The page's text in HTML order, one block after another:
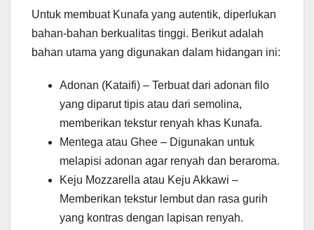
Untuk membuat Kunafa yang autentik, diperlukan
bahan-bahan berkualitas tinggi. Berikut adalah
bahan utama yang digunakan dalam hidangan ini:
Adonan (Kataifi) – Terbuat dari adonan filo
yang diparut tipis atau dari semolina,
memberikan tekstur renyah khas Kunafa.
Mentega atau Ghee – Digunakan untuk
melapisi adonan agar renyah dan beraroma.
Keju Mozzarella atau Keju Akkawi –
Memberikan tekstur lembut dan rasa gurih
yang kontras dengan lapisan renyah.